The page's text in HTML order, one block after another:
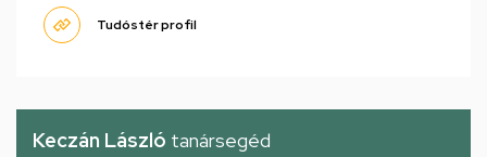
Tudóstér profil
Keczán László tanársegéd